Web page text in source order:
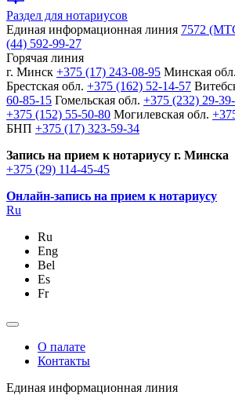
Раздел для нотариусов
Единая информационная линия 7572
(44) 592-99-27
Горячая линия
г. Минск +375 (17) 243-08-95 Минская обл.
Брестская обл. +375 (162) 52-14-57
60-85-15 Гомельская обл. +375 (232) 29-
+375 (152) 55-50-80 Могилевская обл.
БНП +375 (17) 323-59-34
Запись на прием к нотариусу г. Минска
+375 (29) 114-45-45
Онлайн-запись на прием к нотариусу
Ru
Ru
Eng
Bel
Es
Fr
О палате
Контакты
Единая информационная линия